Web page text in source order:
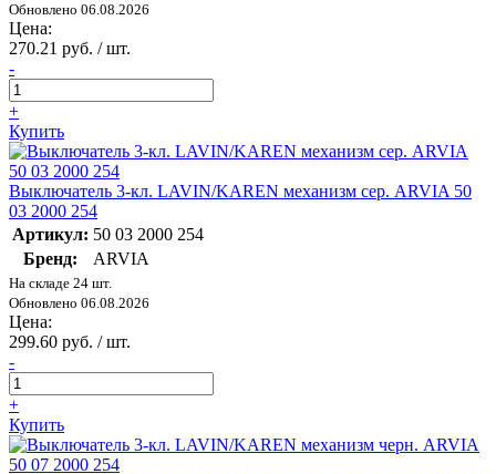
Обновлено 06.08.2026
Цена:
270.21 руб. / шт.
-
+
Купить
Выключатель 3-кл. LAVIN/KAREN механизм сер. ARVIA 50
03 2000 254
Артикул: 50 03 2000 254
Бренд:
ARVIA
На складе 24 шт.
Обновлено 06.08.2026
Цена:
299.60 руб. / шт.
-
+
Купить